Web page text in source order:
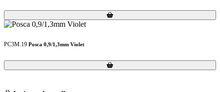
Loading...
Loading...
PC3M.19 Posca 0,9/1,3mm Violet
Loading...
Loading...